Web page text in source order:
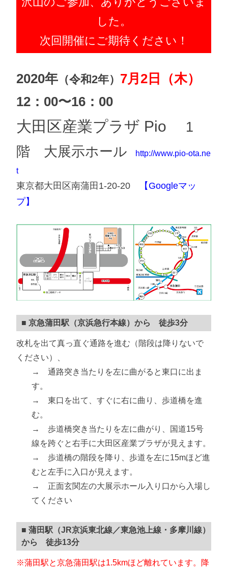
した。
次回開催にご期待ください！
2020年 （令和2年） 7月2日（木）
12：00〜16：00
大田区産業プラザ Pio
1
階 大展示ホール
http://www.pio-ota.ne
t
東京都大田区南蒲田1-20-20
【Googleマッ
プ】
■ 京急蒲田駅（京浜急行本線）から 徒歩3分
改札を出て真っ直ぐ通路を進む（階段は降りないで
ください）、
→ 通路突き当たりを左に曲がると東口に出ま
す。
→ 東口を出て、すぐに右に曲り、歩道橋を進
む。
→ 歩道橋突き当たりを左に曲がり、国道15号
線を跨ぐと右手に大田区産業プラザが見えます。
→ 歩道橋の階段を降り、歩道を左に15mほど進
むと左手に入口が見えます。
→ 正面玄関左の大展示ホール入り口から入場し
てください
■ 蒲田駅（JR京浜東北線／東急池上線・多摩川線）
から 徒歩13分
※蒲田駅と京急蒲田駅は1.5kmほど離れています。降